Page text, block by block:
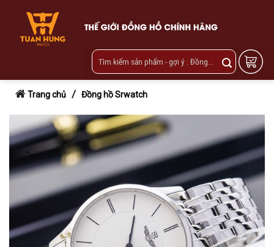
content
Trang chủ / Đồng hồ Srwatch